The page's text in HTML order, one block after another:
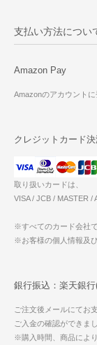
支払い方法につい
Amazon Pay
Amazonのアカウント
クレジットカード決
取り扱いカードは、
VISA / JCB / MASTER /
※すべてのカード会社
※お客様の個人情報及
銀行振込：楽天銀
ご注文後メールにてお
ご入金の確認ができま
※購入時間、商品によ